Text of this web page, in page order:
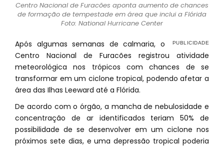
Centro Nacional de Furacões aponta aumento de chances
de formação de tempestade em área que inclui a Flórida
Foto: National Hurricane Center
Após algumas semanas de calmaria, o
Centro Nacional de Furacões registrou atividade
meteorológica nos trópicos com chances de se
transformar em um ciclone tropical, podendo afetar a
área das Ilhas Leeward até a Flórida.
De acordo com o órgão, a mancha de nebulosidade e
concentração de ar identificados teriam 50% de
possibilidade de se desenvolver em um ciclone nos
próximos sete dias, e uma depressão tropical poderia